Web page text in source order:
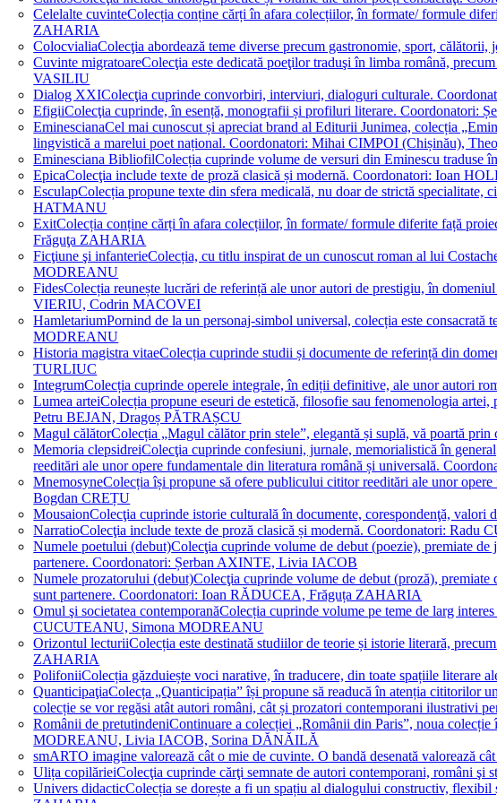
Celelalte cuvinteColecția conține cărți în afara colecțiilor, în formate/ formule
ZAHARIA
ColocvialiaColecţia abordează teme diverse precum gastronomie, sport,
Cuvinte migratoareColecţia este dedicată poeţilor traduşi în limba română,
VASILIU
Dialog XXIColecţia cuprinde convorbiri, interviuri, dialoguri culturale.
EfigiiColecţia cuprinde, în esență, monografii și profiluri literare. Coordonatori:
EminescianaCel mai cunoscut și apreciat brand al Editurii Junimea, colecția
lingvistică a marelui poet național. Coordonatori: Mihai CIMPOI (Chișinău),
Eminesciana BibliofilColecția cuprinde volume de versuri din Eminescu
EpicaColecţia include texte de proză clasică și modernă. Coordonatori: Ioan
EsculapColecția propune texte din sfera medicală, nu doar de strictă
HATMANU
ExitColecția conține cărți în afara colecțiilor, în formate/ formule diferite față
Frăguţa ZAHARIA
Ficţiune şi infanterieColecția, cu titlu inspirat de un cunoscut roman al lui
MODREANU
FidesColecția reunește lucrări de referință ale unor autori de prestigiu, în
VIERIU, Codrin MACOVEI
HamletariumPornind de la un personaj-simbol universal, colecția este
MODREANU
Historia magistra vitaeColecția cuprinde studii și documente de referință din
TURLIUC
IntegrumColecția cuprinde operele integrale, în ediții definitive, ale unor autori
Lumea arteiColecția propune eseuri de estetică, filosofie sau fenomenologia
Petru BEJAN, Dragoș PĂTRAȘCU
Magul călătorColecția „Magul călător prin stele”, elegantă și suplă, vă poartă
Memoria clepsidreiColecţia cuprinde confesiuni, jurnale, memorialistică în
reeditări ale unor opere fundamentale din literatura română și universală.
MnemosyneColecția își propune să ofere publicului cititor reeditări ale unor
Bogdan CREȚU
MousaionColecţia cuprinde istorie culturală în documente, corespondenţă,
NarratioColecţia include texte de proză clasică și modernă. Coordonatori:
Numele poetului (debut)Colecţia cuprinde volume de debut (poezie), premiate
partenere. Coordonatori: Șerban AXINTE, Livia IACOB
Numele prozatorului (debut)Colecţia cuprinde volume de debut (proză),
sunt partenere. Coordonatori: Ioan RĂDUCEA, Frăguța ZAHARIA
Omul şi societatea contemporanăColecția cuprinde volume pe teme de larg
CUCUTEANU, Simona MODREANU
Orizontul lecturiiColecția este destinată studiilor de teorie și istorie literară,
ZAHARIA
PolifoniiColecția găzduiește voci narative, în traducere, din toate spațiile
QuanticipaţiaColecța „Quanticipația” își propune să readucă în atenția cititorilor
colecție se vor regăsi atât autori români, cât și prozatori contemporani
Românii de pretutindeniContinuare a colecției „Românii din Paris”, noua
MODREANU, Livia IACOB, Sorina DĂNĂILĂ
smARTO imagine valorează cât o mie de cuvinte. O bandă desenată
Ulița copilărieiColecţia cuprinde cărţi semnate de autori contemporani, români
Univers didacticColecția se dorește a fi un spațiu al dialogului constructiv,